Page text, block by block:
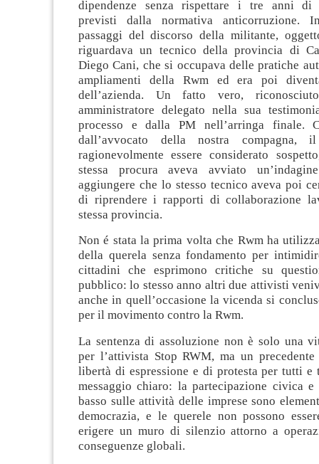
dipendenze senza rispettare i tre anni di
previsti dalla normativa anticorruzione.
passaggi del discorso della militante,
riguardava un tecnico della provincia di
Diego Cani, che si occupava delle pratiche
ampliamenti della Rwm ed era poi
dell’azienda. Un fatto vero,
amministratore delegato nella sua
processo e dalla PM nell’arringa finale.
dall’avvocato della nostra compagna,
ragionevolmente essere considerato
stessa procura aveva avviato
aggiungere che lo stesso tecnico aveva poi
di riprendere i rapporti di collaborazione
stessa provincia.
Non é stata la prima volta che Rwm ha
della querela senza fondamento per
cittadini che esprimono critiche su
pubblico: lo stesso anno altri due attivisti
anche in quell’occasione la vicenda si
per il movimento contro la Rwm.
La sentenza di assoluzione non è solo una
per l’attivista Stop RWM, ma un
libertà di espressione e di protesta per tutti e
messaggio chiaro: la partecipazione civica
basso sulle attività delle imprese sono
democrazia, e le querele non possono
erigere un muro di silenzio attorno a
conseguenze globali.